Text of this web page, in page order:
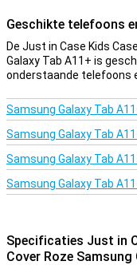
de Samsung-tablet
gebruik je ook als
modus kunt neerzetten.
uitsparingen gemaakt
Geschikte telefoons
De Just in Case Kids
Galaxy Tab A11+ is
onderstaande telefoons
Samsung Galaxy Tab
Samsung Galaxy Tab
Samsung Galaxy Tab
Samsung Galaxy Tab
Specificaties Just in
Cover Roze Samsung